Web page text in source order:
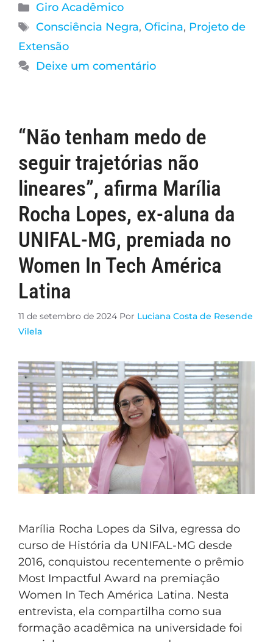
Giro Acadêmico
Consciência Negra, Oficina, Projeto de
Extensão
Deixe um comentário
“Não tenham medo de
seguir trajetórias não
lineares”, afirma Marília
Rocha Lopes, ex-aluna da
UNIFAL-MG, premiada no
Women In Tech América
Latina
11 de setembro de 2024 Por Luciana Costa de Resende
Vilela
Marília Rocha Lopes da Silva, egressa do
curso de História da UNIFAL-MG desde
2016, conquistou recentemente o prêmio
Most Impactful Award na premiação
Women In Tech América Latina. Nesta
entrevista, ela compartilha como sua
formação acadêmica na universidade foi